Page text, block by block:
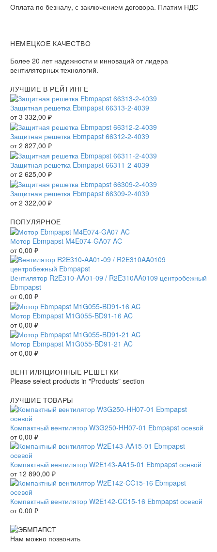
Оплата по безналу, с заключением договора. Платим НДС
НЕМЕЦКОЕ КАЧЕСТВО
Более 20 лет надежности и инноваций от лидера
вентиляторных технологий.
ЛУЧШИЕ В РЕЙТИНГЕ
Защитная решетка Ebmpapst 66313-2-4039
от3 332,00 ₽
Защитная решетка Ebmpapst 66312-2-4039
от2 827,00 ₽
Защитная решетка Ebmpapst 66311-2-4039
от2 625,00 ₽
Защитная решетка Ebmpapst 66309-2-4039
от2 322,00 ₽
ПОПУЛЯРНОЕ
Мотор Ebmpapst M4E074-GA07 AC
от0,00 ₽
Вентилятор R2E310-AA01-09 / R2E310AA0109 центробежный
Ebmpapst
от0,00 ₽
Мотор Ebmpapst M1G055-BD91-16 AC
от0,00 ₽
Мотор Ebmpapst M1G055-BD91-21 AC
от0,00 ₽
ВЕНТИЛЯЦИОННЫЕ РЕШЕТКИ
Please select products in "Products" section
ЛУЧШИЕ ТОВАРЫ
Компактный вентилятор W3G250-HH07-01 Ebmpapst осевой
от0,00 ₽
Компактный вентилятор W2E143-AA15-01 Ebmpapst осевой
от 12 890,00 ₽
Компактный вентилятор W2E142-CC15-16 Ebmpapst осевой
от0,00 ₽
Нам можно позвонить